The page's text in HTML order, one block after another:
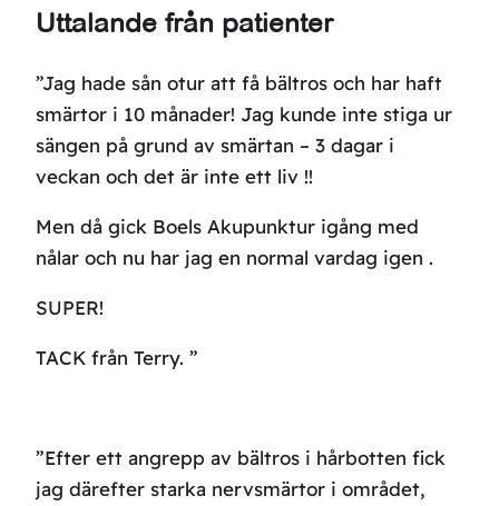
Uttalande från patienter
”Jag hade sån otur att få bältros och har haft
smärtor i 10 månader! Jag kunde inte stiga ur
sängen på grund av smärtan – 3 dagar i
veckan och det är inte ett liv !!
Men då gick Boels Akupunktur igång med
nålar och nu har jag en normal vardag igen .
SUPER!
TACK från Terry. ”
”Efter ett angrepp av bältros i hårbotten fick
jag därefter starka nervsmärtor i området,